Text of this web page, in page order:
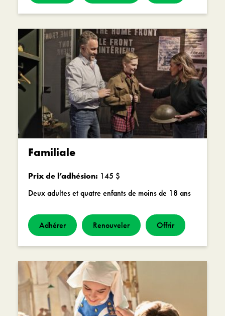
Familiale
Prix de l’adhésion: 145 $
Deux adultes et quatre enfants de moins de 18 ans
Adhérer Renouveler Offrir